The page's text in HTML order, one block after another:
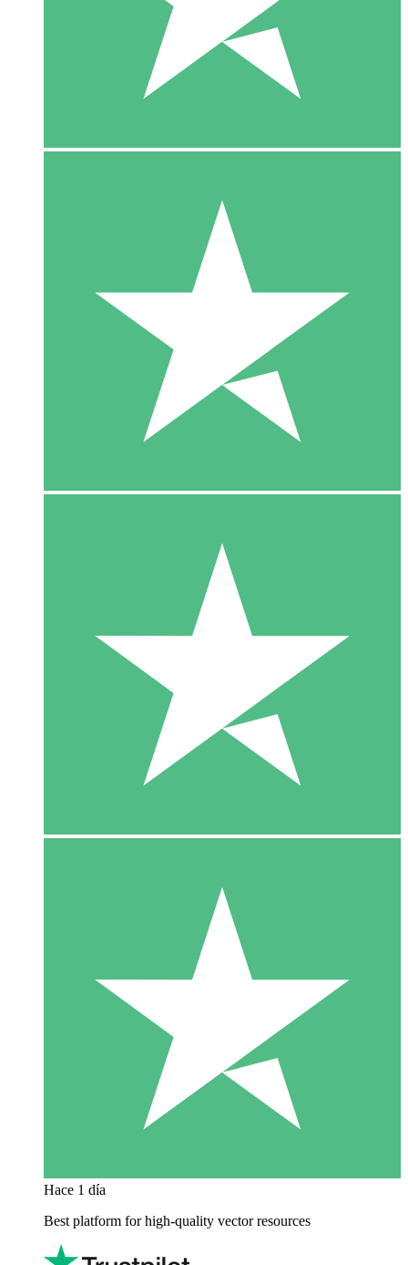
Hace 1 día
Best platform for high-quality vector resources